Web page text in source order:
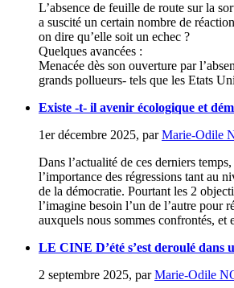
L’absence de feuille de route sur la
a suscité un certain nombre de
on dire qu’elle soit un echec ?
Quelques avancées :
Menacée dès son ouverture par
grands pollueurs- tels que les Etats
Existe -t- il avenir écologique et
1er décembre 2025, parMarie-Odile
Dans l’actualité de ces derniers
l’importance des régressions tant au
de la démocratie. Pourtant les 2
l’imagine besoin l’un de l’autre pour
auxquels nous sommes confrontés, et
LE CINE D’été s’est deroulé dans
2 septembre 2025, parMarie-Odile